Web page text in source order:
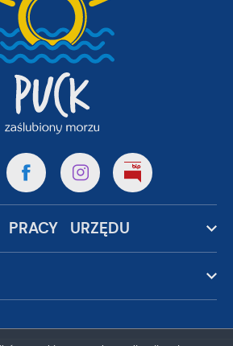
PRACY URZĘDU